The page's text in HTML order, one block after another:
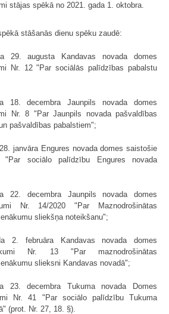
stājas spēkā no 2021. gada 1. oktobra.
stāšanās dienu spēku zaudē:
29. augusta Kandavas novada domes
Nr. 12 "Par sociālās palīdzības pabalstu
18. decembra Jaunpils novada domes
Nr. 8 "Par Jaunpils novada pašvaldības
pašvaldības pabalstiem";
janvāra Engures novada domes saistošie
sociālo palīdzību Engures novada
22. decembra Jaunpils novada domes
Nr. 14/2020 "Par Maznodrošinātas
sliekšņa noteikšanu";
2. februāra Kandavas novada domes
Nr. 13 "Par maznodrošinātas
slieksni Kandavas novadā";
23. decembra Tukuma novada Domes
Nr. 41 "Par sociālo palīdzību Tukuma
(prot. Nr. 27, 18. §).